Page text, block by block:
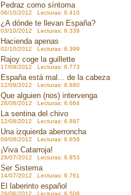
Pedraz como síntoma
06/10/2012 Lecturas: 6.410
¿A dónde te llevan España?
03/10/2012 Lecturas: 6.339
Hacienda apenas
02/10/2012 Lecturas: 6.399
Rajoy coge la guillette
17/09/2012 Lecturas: 6.773
España está mal... de la cabeza
12/09/2012 Lecturas: 6.680
Que alguien (nos) intervenga
28/08/2012 Lecturas: 6.664
La sentina del chivo
12/08/2012 Lecturas: 6.887
Una izquierda aberroncha
09/08/2012 Lecturas: 6.659
¡Viva Catarroja!
28/07/2012 Lecturas: 6.853
Ser Sistema
14/07/2012 Lecturas: 6.761
El laberinto español
28/06/2012 Lecturas: 6.508